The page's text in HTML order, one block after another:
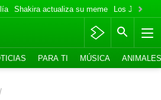
Shakira actualiza su meme Los Jonas
PARA TI MÚSICA ANIMALES